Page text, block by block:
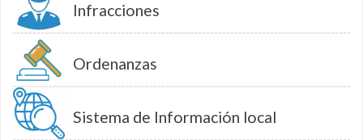
Infracciones
Ordenanzas
Sistema de Información local